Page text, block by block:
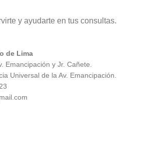
y ayudarte en tus consultas.
de Lima
Emancipación y Jr. Cañete.
Universal de la Av. Emancipación.